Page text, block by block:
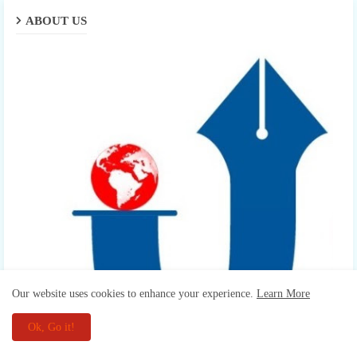
ABOUT US
Our website uses cookies to enhance your experience. Learn More
Ok, Go it!